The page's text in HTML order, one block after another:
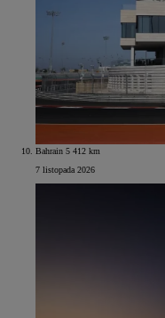
Bahrain 5 412 km
7 listopada 2026